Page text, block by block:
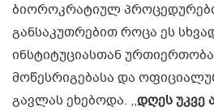
ბიოროკრატიულ
განსაკუთრებით როცა ეს
ინსტიტუციასთან
მოწესრიგებასა და
გავლას ეხებოდა. ,,დღეს უკვე